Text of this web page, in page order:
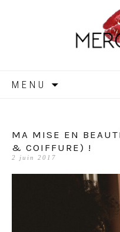
MENU
MA MISE EN
& COIFFURE) !
2 juin 2017